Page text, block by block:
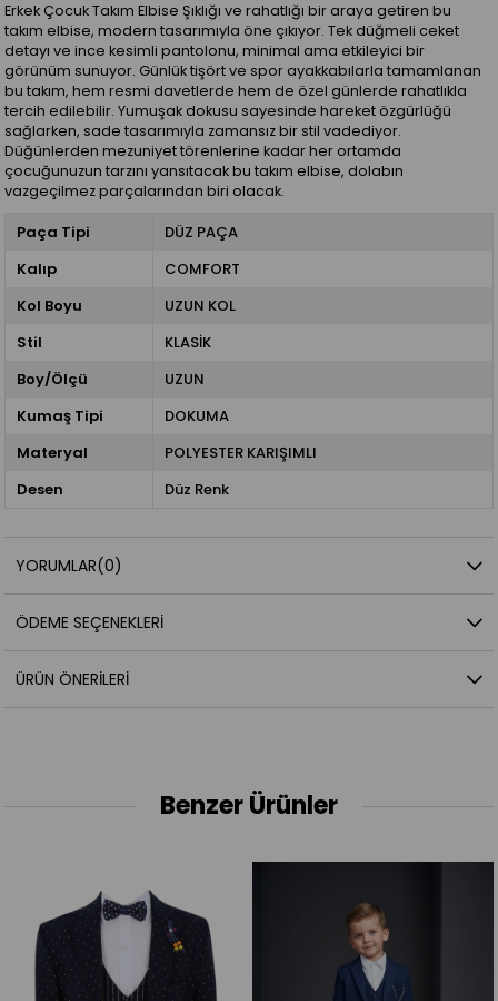
Erkek Çocuk Takım Elbise Şıklığı ve rahatlığı bir araya getiren bu
takım elbise, modern tasarımıyla öne çıkıyor. Tek düğmeli ceket
detayı ve ince kesimli pantolonu, minimal ama etkileyici bir
görünüm sunuyor. Günlük tişört ve spor ayakkabılarla tamamlanan
bu takım, hem resmi davetlerde hem de özel günlerde rahatlıkla
tercih edilebilir. Yumuşak dokusu sayesinde hareket özgürlüğü
sağlarken, sade tasarımıyla zamansız bir stil vadediyor.
Düğünlerden mezuniyet törenlerine kadar her ortamda
çocuğunuzun tarzını yansıtacak bu takım elbise, dolabın
vazgeçilmez parçalarından biri olacak.
Paça Tipi
DÜZ PAÇA
Kalıp
COMFORT
Kol Boyu
UZUN KOL
Stil
KLASİK
Boy/Ölçü
UZUN
Kumaş Tipi
DOKUMA
Materyal
POLYESTER KARIŞIMLI
Desen
Düz Renk
YORUMLAR(0)
ÖDEME SEÇENEKLERI
ÜRÜN ÖNERILERI
Benzer Ürünler